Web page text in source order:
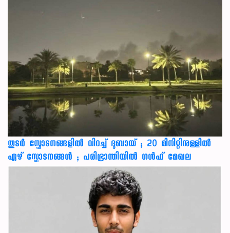
തുടർ സ്ഫോടനങ്ങളിൽ വിറച്ച് ദുബായ് ; 20 മിനിറ്റിനുള്ളിൽ
ഏഴ് സ്ഫോടനങ്ങൾ ; പരിഭ്രാന്തിയിൽ ഗൾഫ് മേഖല